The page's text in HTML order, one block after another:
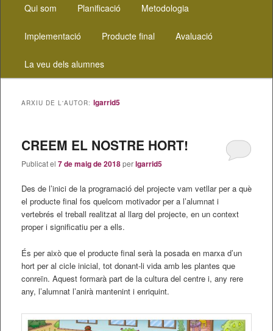
principal
Aneu
al
contingut
Aneu
al
contingut
Qui som Planificació Metodologia
Implementació Producte final Avaluació
La veu dels alumnes
ARXIU DE L'AUTOR: lgarrid5
CREEM EL NOSTRE HORT!
Publicat el 7 de maig de 2018perlgarrid5
Des de l’inici de la programació del projecte vam vetllar per a què
el producte final fos quelcom motivador per a l’alumnat i
vertebrés el treball realitzat al llarg del projecte, en un context
proper i significatiu per a ells.
És per això que el producte final serà la posada en marxa d’un
hort per al cicle inicial, tot donant-li vida amb les plantes que
conreïn. Aquest formarà part de la cultura del centre i, any rere
any, l’alumnat l’anirà mantenint i enriquint.